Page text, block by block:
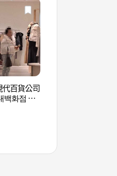
代百貨公司
백화점 킨